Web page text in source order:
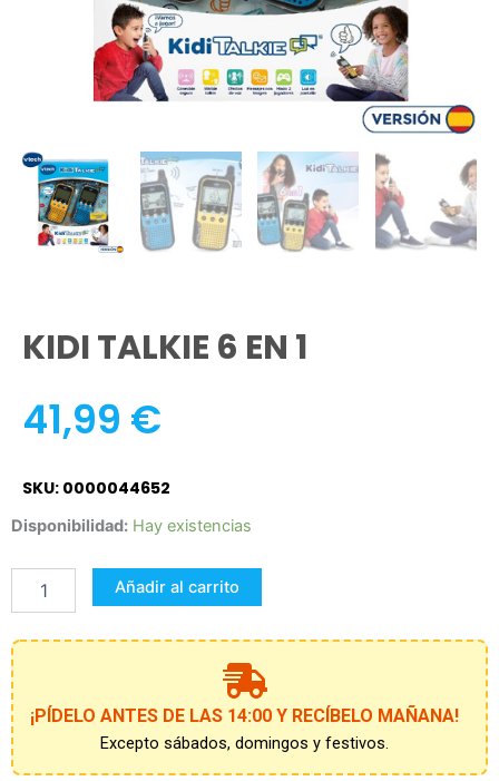
KIDI TALKIE 6 EN 1
41,99 €
SKU: 0000044652
Disponibilidad: Hay existencias
KIDI
6
1
Añadir al carrito
¡PÍDELO ANTES DE LAS 14:00 Y RECÍBELO MAÑANA!
Excepto sábados, domingos y festivos.